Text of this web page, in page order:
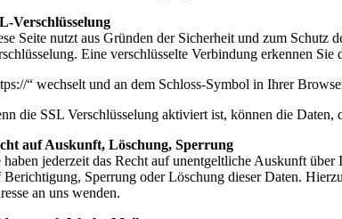
Verschlüsselung
Seite nutzt aus Gründen der Sicherheit und zum Schutz
Eine verschlüsselte Verbindung erkennen
“ wechselt und an dem Schloss-Symbol in Ihrer
die SSL Verschlüsselung aktiviert ist, können die
auf Auskunft, Löschung, Sperrung
haben jederzeit das Recht auf unentgeltliche Auskunft
Berichtigung, Sperrung oder Löschung dieser Daten.
an uns wenden.